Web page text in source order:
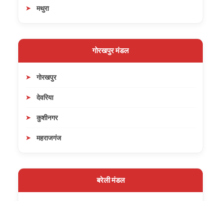
मथुरा
गोरखपुर मंडल
गोरखपुर
देवरिया
कुशीनगर
महराजगंज
बरेली मंडल